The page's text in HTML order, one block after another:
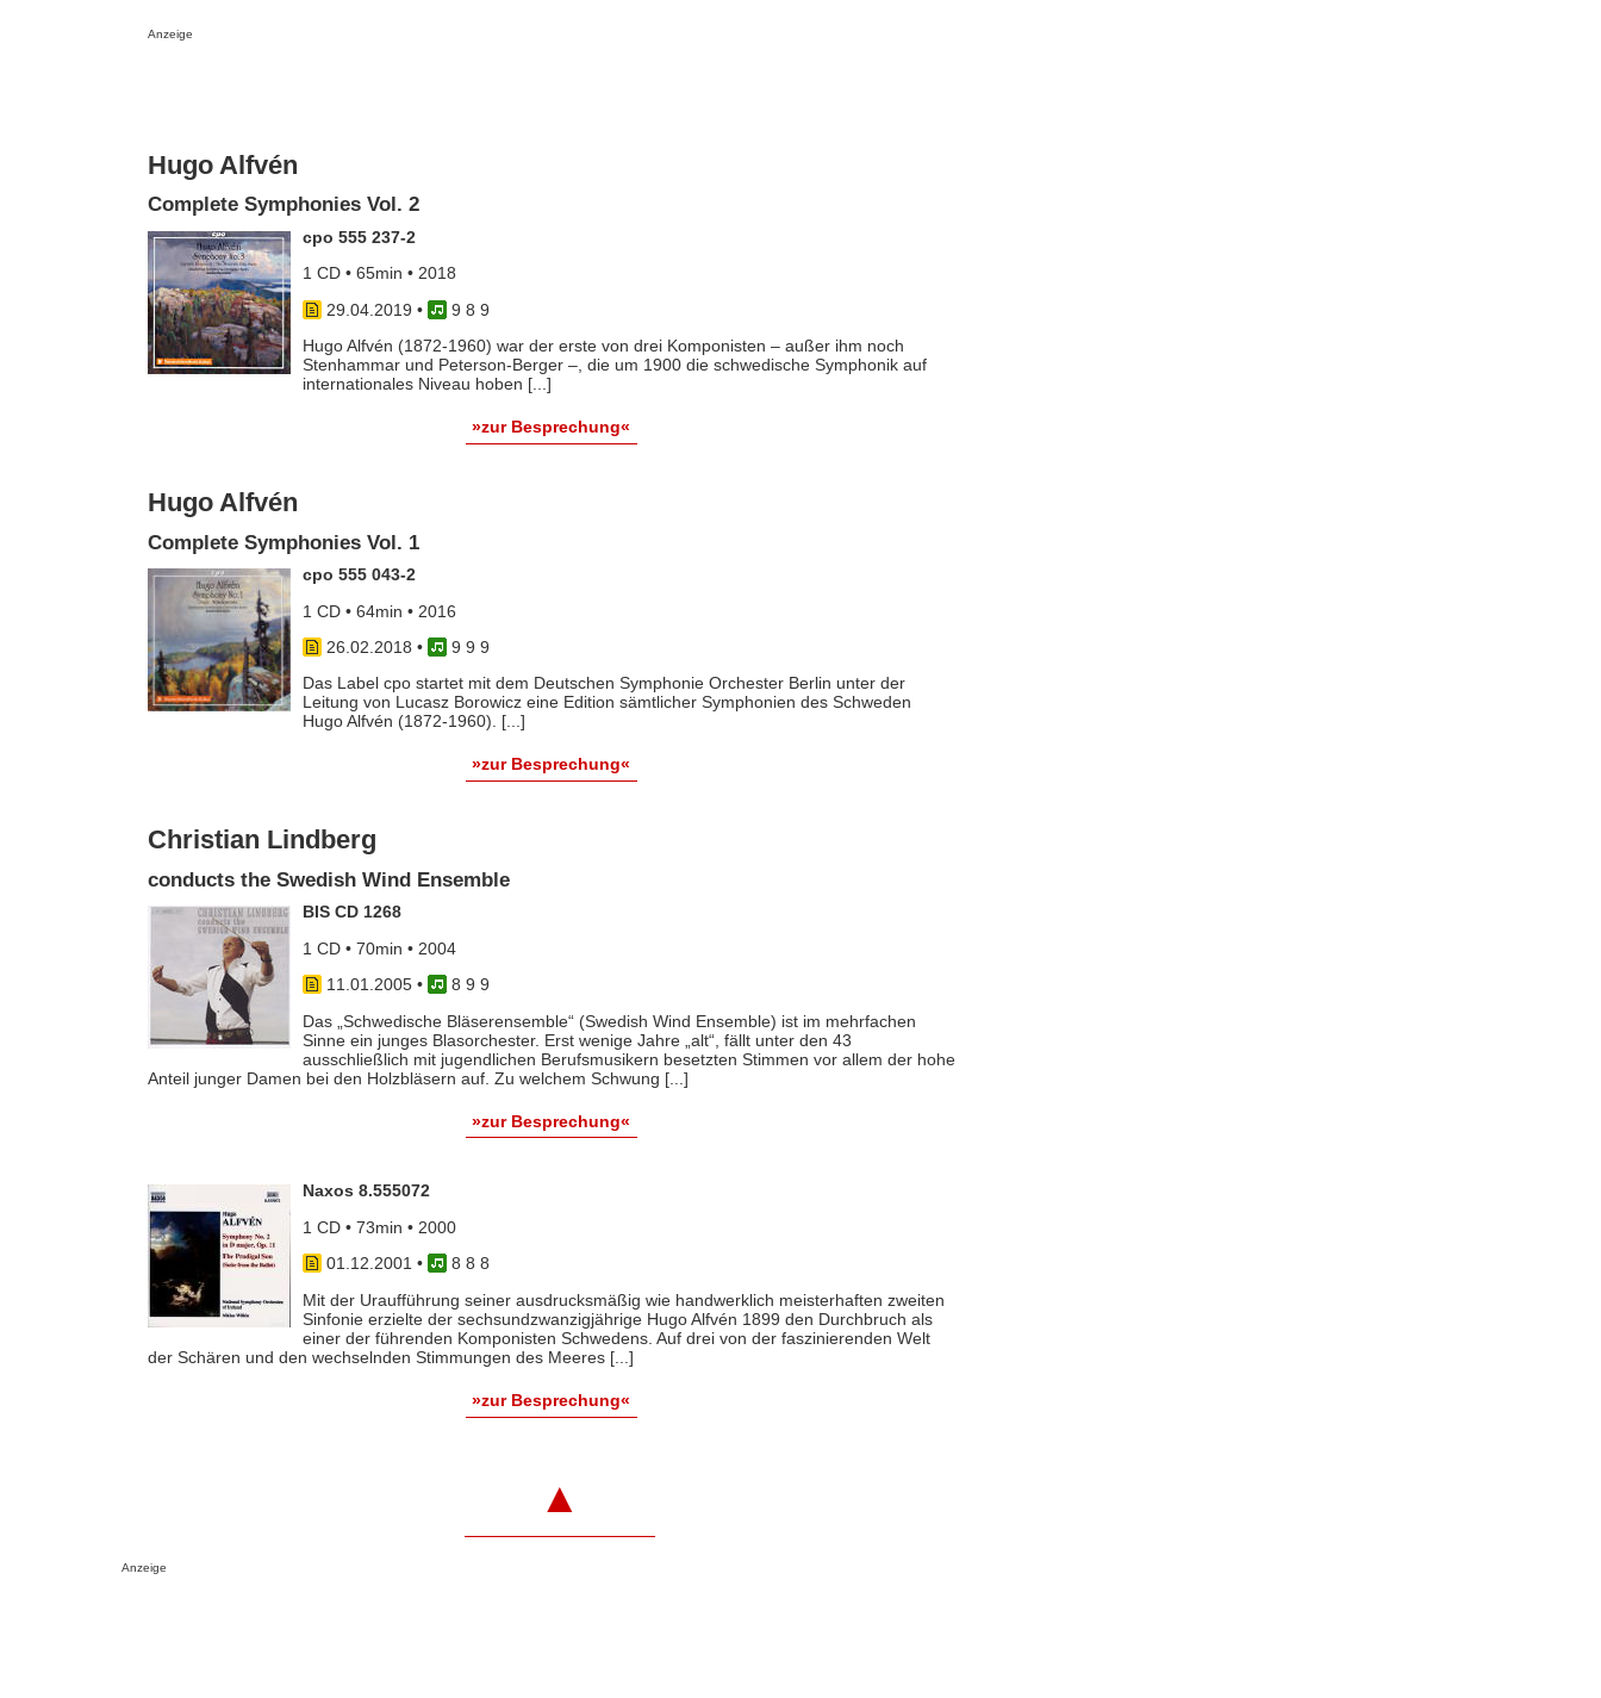
Anzeige
Hugo Alfvén
Complete Symphonies Vol. 2
cpo 555 237-2
1 CD • 65min • 2018
29.04.2019 •
9 8 9
Hugo Alfvén (1872-1960) war der erste von drei Komponisten – außer ihm noch
Stenhammar und Peterson-Berger –, die um 1900 die schwedische Symphonik auf
internationales Niveau hoben [...]
»zur Besprechung«
Hugo Alfvén
Complete Symphonies Vol. 1
cpo 555 043-2
1 CD • 64min • 2016
26.02.2018 •
9 9 9
Das Label cpo startet mit dem Deutschen Symphonie Orchester Berlin unter der
Leitung von Lucasz Borowicz eine Edition sämtlicher Symphonien des Schweden
Hugo Alfvén (1872-1960). [...]
»zur Besprechung«
Christian Lindberg
conducts the Swedish Wind Ensemble
BIS CD 1268
1 CD • 70min • 2004
11.01.2005•
8 9 9
Das „Schwedische Bläserensemble“ (Swedish Wind Ensemble) ist im mehrfachen
Sinne ein junges Blasorchester. Erst wenige Jahre „alt“, fällt unter den 43
ausschließlich mit jugendlichen Berufsmusikern besetzten Stimmen vor allem der hohe
Anteil junger Damen bei den Holzbläsern auf. Zu welchem Schwung [...]
»zur Besprechung«
Naxos 8.555072
1 CD • 73min • 2000
01.12.2001 •
8 8 8
Mit der Uraufführung seiner ausdrucksmäßig wie handwerklich meisterhaften zweiten
Sinfonie erzielte der sechsundzwanzigjährige Hugo Alfvén 1899 den Durchbruch als
einer der führenden Komponisten Schwedens. Auf drei von der faszinierenden Welt
der Schären und den wechselnden Stimmungen des Meeres [...]
»zur Besprechung«
▲
Anzeige